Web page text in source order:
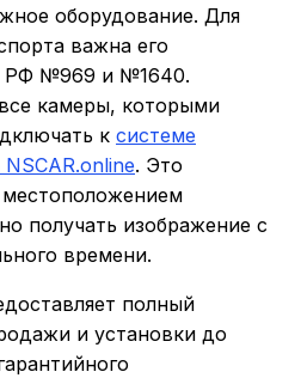
оборудование. Для
важна его
РФ №969 и №1640.
камеры, которыми
к системе
. Это
местоположением
получать изображение с
времени.
полный
и установки до